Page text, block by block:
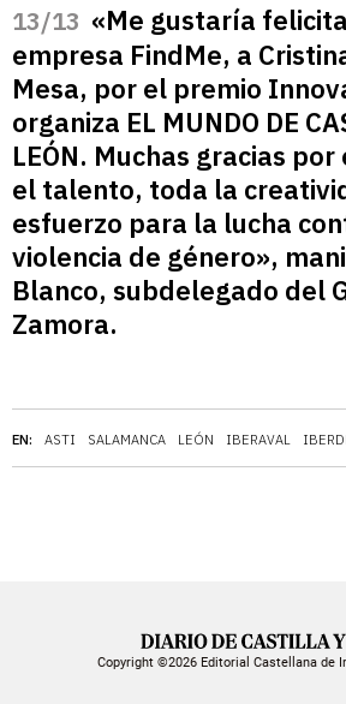
EN: ASTI SALAMANCA LEÓN IBERAVAL
/13 «Me gustaría
empresa FindMe, a
Mesa, por el premio
organiza EL MUNDO DE
LEÓN. Muchas gracias
el talento, toda la
esfuerzo para la lucha
violencia de género»,
Blanco, subdelegado del
Zamora.
Copyright ©2026 Editorial Castellana de